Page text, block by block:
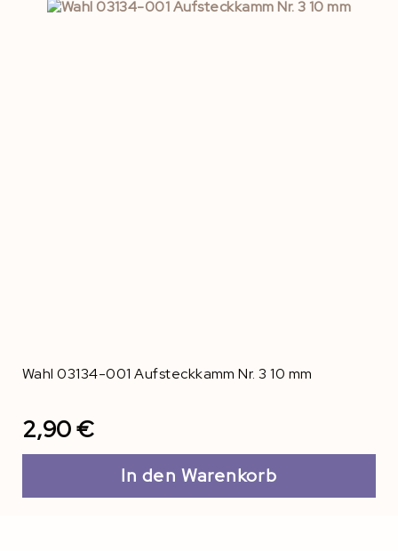
Wahl 03134-001 Aufsteckkamm Nr. 3 10 mm
2,90 €
In den Warenkorb